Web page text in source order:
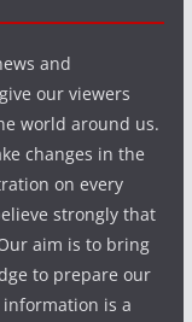
and
our viewers
world around us.
changes in the
on every
strongly that
aim is to bring
to prepare our
is a